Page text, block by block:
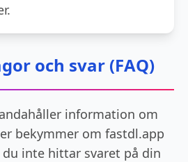
och svar (FAQ)
information om
bekymmer om fastdl.app
inte hittar svaret på din